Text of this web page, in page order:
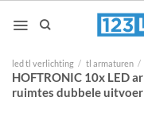
naar
led tl verlichting / tl armaturen /
HOFTRONIC 10x LED
ruimtes dubbele